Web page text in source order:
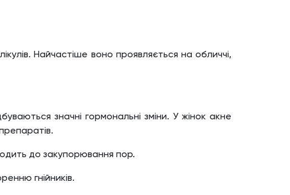
Найчастіше воно проявляється на обличчі,
значні гормональні зміни. У жінок акне
до закупорювання пор.
гнійників.